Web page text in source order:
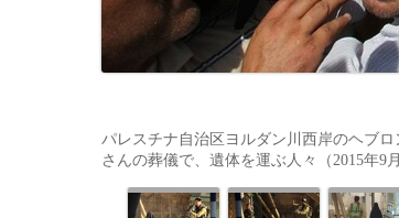
パレスチナ自治区ヨルダン川西岸のヘブ
さんの葬儀で、遺体を運ぶ人々（2015年9